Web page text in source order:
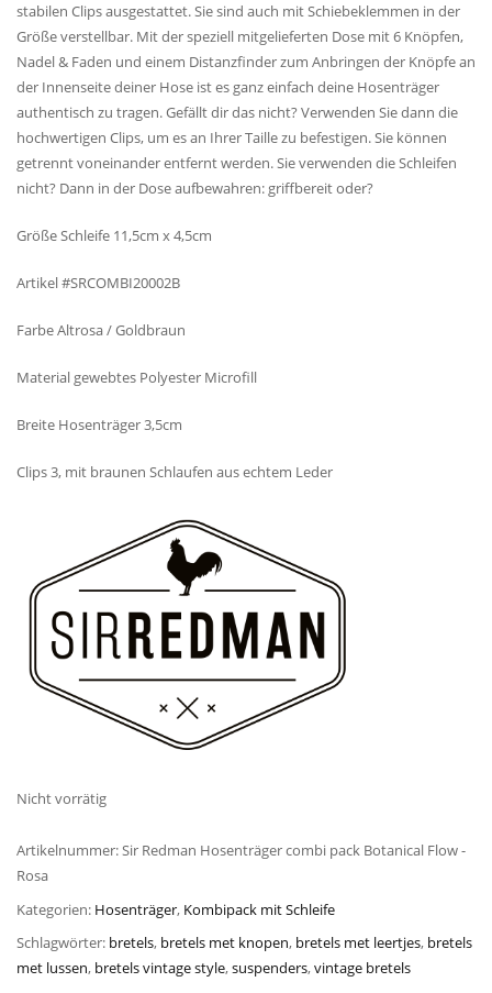
stabilen Clips ausgestattet. Sie sind auch mit Schiebeklemmen in der
Größe verstellbar. Mit der speziell mitgelieferten Dose mit 6 Knöpfen,
Nadel & Faden und einem Distanzfinder zum Anbringen der Knöpfe an
der Innenseite deiner Hose ist es ganz einfach deine Hosenträger
authentisch zu tragen. Gefällt dir das nicht? Verwenden Sie dann die
hochwertigen Clips, um es an Ihrer Taille zu befestigen. Sie können
getrennt voneinander entfernt werden. Sie verwenden die Schleifen
nicht? Dann in der Dose aufbewahren: griffbereit oder?
Größe Schleife 11,5cm x 4,5cm
Artikel #SRCOMBI20002B
Farbe Altrosa / Goldbraun
Material gewebtes Polyester Microfill
Breite Hosenträger 3,5cm
Clips 3, mit braunen Schlaufen aus echtem Leder
Nicht vorrätig
Artikelnummer:Sir Redman Hosenträger combi pack Botanical Flow -
Rosa
Kategorien: Hosenträger, Kombipack mit Schleife
Schlagwörter: bretels, bretels met knopen, bretels met leertjes, bretels
met lussen, bretels vintage style,suspenders,vintage bretels